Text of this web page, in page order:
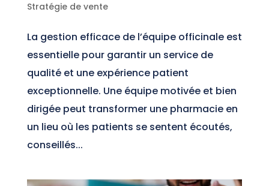
Stratégie de vente
La gestion efficace de l’équipe officinale est
essentielle pour garantir un service de
qualité et une expérience patient
exceptionnelle. Une équipe motivée et bien
dirigée peut transformer une pharmacie en
un lieu où les patients se sentent écoutés,
conseillés...